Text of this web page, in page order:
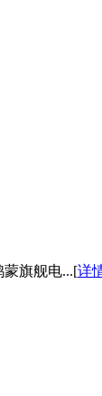
蒙旗舰电...[详